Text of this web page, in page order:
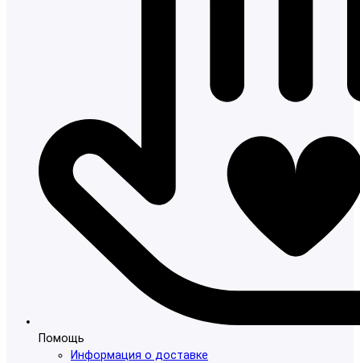
Помощь
Информация о доставке